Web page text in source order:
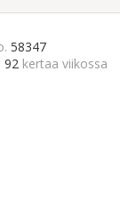
58347
92 kertaa viikossa